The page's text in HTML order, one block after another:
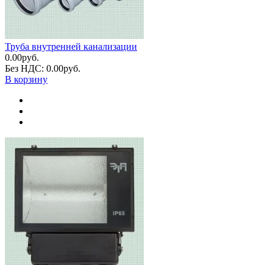
Труба внутренней канализации
0.00руб.
Без НДС: 0.00руб.
В корзину